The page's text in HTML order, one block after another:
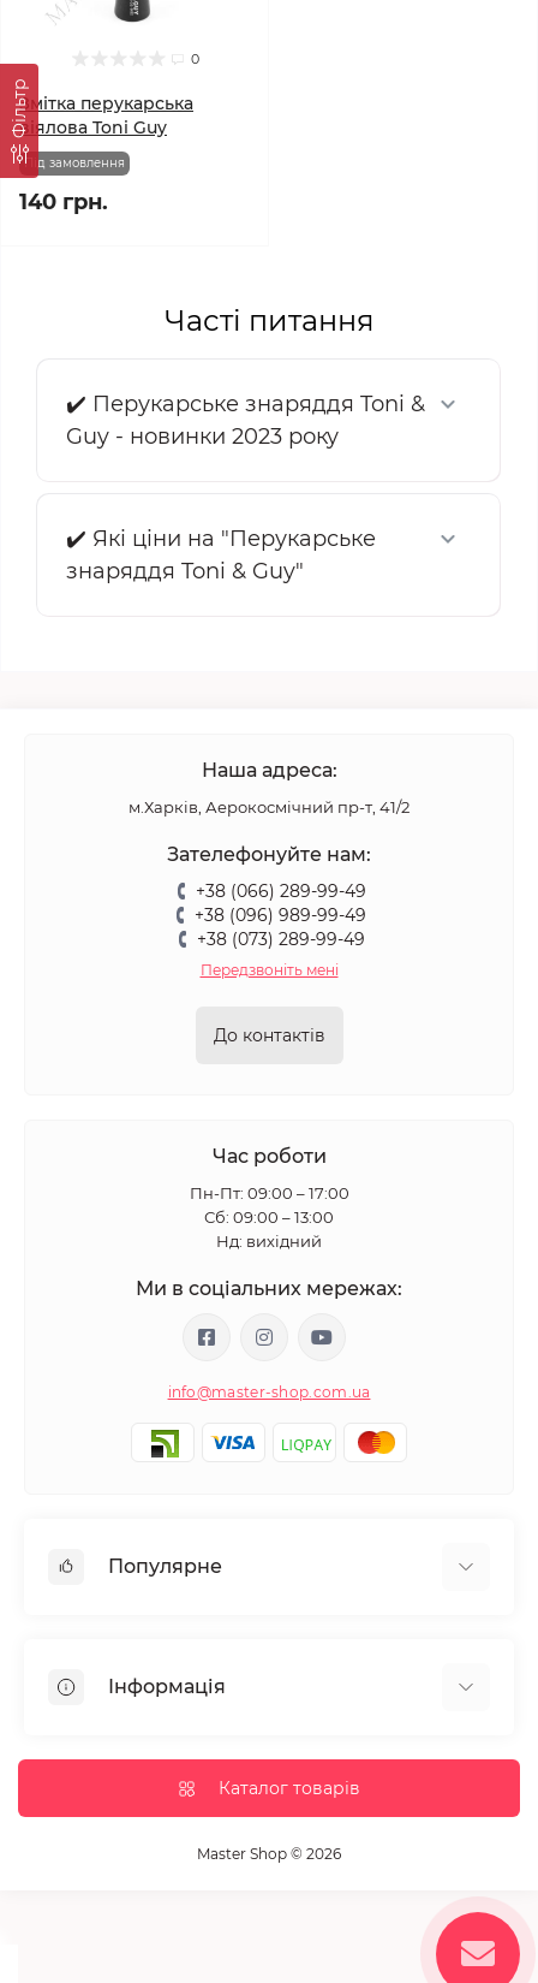
Фільтр
0
Змітка перукарська
віялова Toni Guy
Під замовлення
140 грн.
Часті питання
✔️ Перукарське знаряддя Toni &
Guy - новинки 2023 року
✔️ Які ціни на "Перукарське
знаряддя Toni & Guy"
Наша адреса:
м.Харків, Аерокосмічний пр-т, 41/2
Зателефонуйте нам:
+38 (066) 289-99-49
+38 (096) 989-99-49
+38 (073) 289-99-49
Передзвоніть мені
До контактів
Час роботи
Пн-Пт: 09:00 – 17:00
Сб: 09:00 – 13:00
Нд: вихідний
Ми в соціальних мережах:
info@master-shop.com.ua
Популярне
Парафінотерапія
Вії та брови
Дезінфекція та стерилізація
Пензлики і набори для макіяжу
Інформація
Доставка та оплата
Корисні статті
Каталог товарів
Master Shop © 2026